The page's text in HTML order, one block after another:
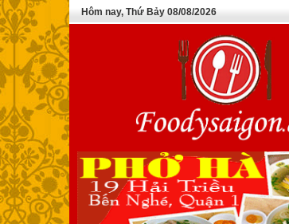
Hôm nay, Thứ Bảy 08/08/2026